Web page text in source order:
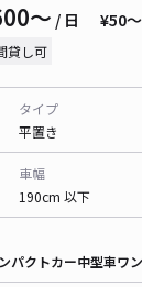
〜 / 日 ¥50
貸し可
タイプ
平置き
車幅
190cm 以下
パクトカー中型車ワ